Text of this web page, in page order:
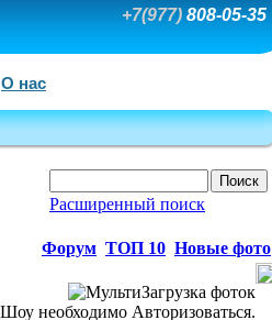
+7(977) 808-05-35
О нас
Расширенный поиск
Форум ТОП 10 Новые фото